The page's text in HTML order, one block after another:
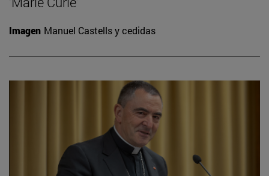
Imagen Manuel Castells y cedidas